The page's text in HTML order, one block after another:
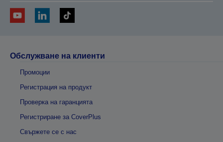
Обслужване на клиенти
Промоции
Регистрация на продукт
Проверка на гаранцията
Регистриране за CoverPlus
Свържете се с нас